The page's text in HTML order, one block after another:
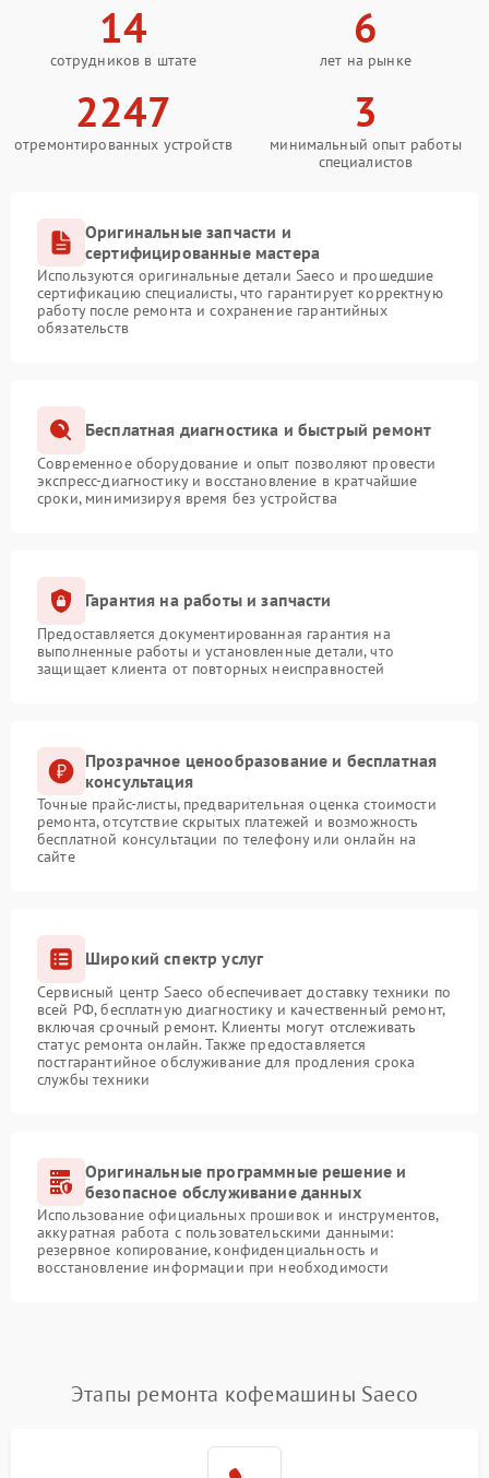
14
сотрудников в штате
6
лет на рынке
2247
отремонтированных устройств
3
минимальный опыт работы
специалистов
Оригинальные запчасти и
сертифицированные мастера
Используются оригинальные детали Saeco и прошедшие
сертификацию специалисты, что гарантирует корректную
работу после ремонта и сохранение гарантийных
обязательств
Бесплатная диагностика и быстрый ремонт
Современное оборудование и опыт позволяют провести
экспресс-диагностику и восстановление в кратчайшие
сроки, минимизируя время без устройства
Гарантия на работы и запчасти
Предоставляется документированная гарантия на
выполненные работы и установленные детали, что
защищает клиента от повторных неисправностей
Прозрачное ценообразование и бесплатная
консультация
Точные прайс-листы, предварительная оценка стоимости
ремонта, отсутствие скрытых платежей и возможность
бесплатной консультации по телефону или онлайн на
сайте
Широкий спектр услуг
Сервисный центр Saeco обеспечивает доставку техники по
всей РФ, бесплатную диагностику и качественный ремонт,
включая срочный ремонт. Клиенты могут отслеживать
статус ремонта онлайн. Также предоставляется
постгарантийное обслуживание для продления срока
службы техники
Оригинальные программные решение и
безопасное обслуживание данных
Использование официальных прошивок и инструментов,
аккуратная работа с пользовательскими данными:
резервное копирование, конфиденциальность и
восстановление информации при необходимости
Этапы ремонта кофемашины Saeco